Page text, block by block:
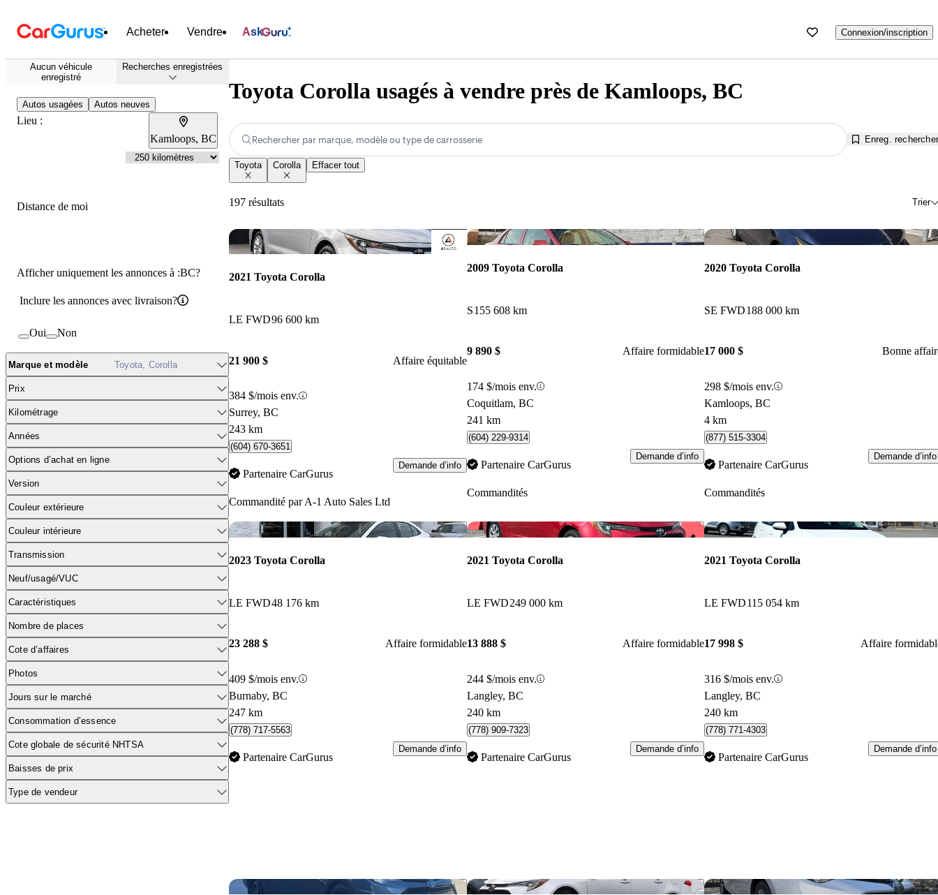
Acheter Vendre Ask Connexion/inscription
Aucun véhicule
enregistré
Recherches enregistrées
Autos usagées Autos neuves
Lieu :
Kamloops, BC
Distance de moi
Afficher uniquement les annonces à :BC?
Inclure les annonces avec livraison?
Oui Non
Marque et modèle Toyota, Corolla
Prix
Kilométrage
Années
Options d’achat en ligne
Version
Couleur extérieure
Couleur intérieure
Transmission
Neuf/usagé/VUC
Caractéristiques
Nombre de places
Cote d’affaires
Photos
Jours sur le marché
Consommation d’essence
Cote globale de sécurité NHTSA
Baisses de prix
Type de vendeur
Toyota Corolla usagés à vendre près de Kamloops, BC
Rechercher par marque, modèle ou type de carrosserie Enreg. rechercher
Toyota Corolla Effacer tout
197 résultats Trier
Enregistrer cette annonce
2021 Toyota Corolla
LE FWD96 600 km
21 900 $ Affaire équitable
384 $/mois env.
Surrey, BC
243 km
(604) 670-3651
Partenaire CarGurus
Demande d’info
Commandité parA-1 Auto Sales Ltd
Enregistrer cette annonce
2009 Toyota Corolla
S155 608 km
9 890 $ Affaire formidable
174 $/mois env.
Coquitlam, BC
241 km
(604) 229-9314
Partenaire CarGurus
Demande d’info
Commandités
2020 Toyota Corolla
SE FWD188 000 km
17 000 $ Bonne
298 $/mois env.
Kamloops, BC
4 km
(877) 515-3304
Partenaire CarGurus
Demande d’info
Commandités
Enregistrer cette annonce
2023 Toyota Corolla
LE FWD48 176 km
23 288 $ Affaire formidable
409 $/mois env.
Burnaby, BC
247 km
(778) 717-5563
Partenaire CarGurus
Demande d’info
Enregistrer cette annonce
2021 Toyota Corolla
LE FWD249 000 km
13 888 $ Affaire formidable
244 $/mois env.
Langley, BC
240 km
(778) 909-7323
Partenaire CarGurus
Demande d’info
2021 Toyota Corolla
LE FWD115 054 km
17 998 $ Affaire
316 $/mois env.
Langley, BC
240 km
(778) 771-4303
Partenaire CarGurus
Demande d’info
Enregistrer cette annonce Enregistrer cette annonce